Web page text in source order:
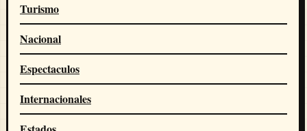
Turismo
Nacional
Espectaculos
Internacionales